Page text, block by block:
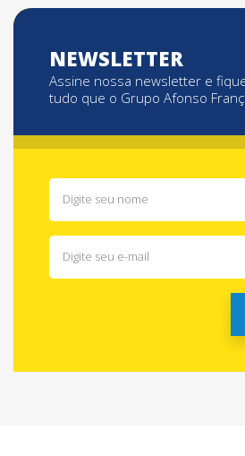
NEWSLETTER
Assine nossa newsletter e
tudo que o Grupo Afonso